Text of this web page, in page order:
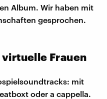
Album. Wir haben mit
gesprochen.
Frauen
mit
oder a cappella.